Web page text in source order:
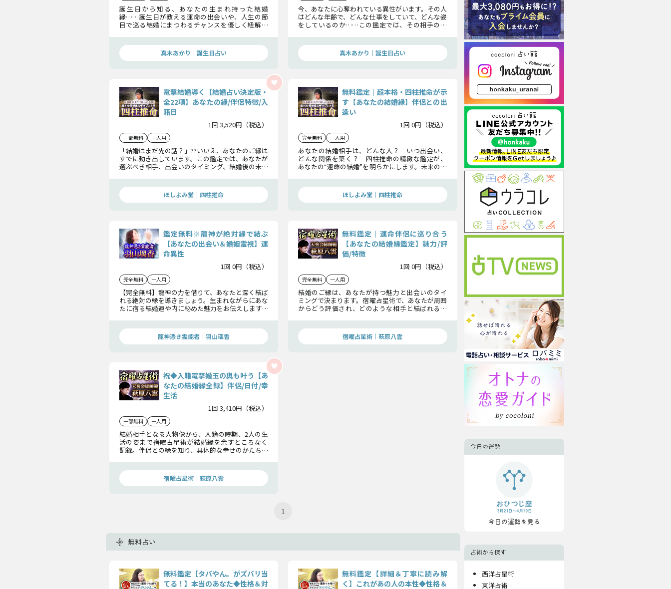
誕生日から知る、あなたの生まれ持った結婚
縁……誕生日が教える運命の出会いや、人生の節
目で巡る結婚にまつわるチャンスを優しく紐解き
真木あかり｜誕生日占い
今、あなたに心奪われている異性がいます。その人
はどんな年齢で、どんな仕事をしていて、どんな姿
をしているのか……この鑑定では、その相手の特
真木あかり｜誕生日占い
電撃結婚導く【結婚占い決定版・
全22項】あなたの縁/伴侶特徴/入
籍日
1回 3,520円（税込）
一部無料 一人用
「結婚はまだ先の話？」??いいえ、あなたのご縁は
すでに動き出しています。この鑑定では、あなたが
選ぶべき相手、出会いのタイミング、結婚後の未来
備、始めてみませんか？ほしよみ堂｜四柱推命
無料鑑定｜超本格・四柱推命が示
す【あなたの結婚縁】伴侶との出
逢い
1回 0円（税込）
完全無料 一人用
あなたの結婚相手は、どんな人？ いつ出会い、
どんな関係を築く？ 四柱推命の精緻な鑑定が、
あなたの“運命の結婚”を明らかにします。未来の伴
ほしよみ堂｜四柱推命
鑑定無料※龍神が絶対縁で結ぶ
【あなたの出会い＆婚姻霊視】運
命異性
1回 0円（税込）
完全無料 一人用
【完全無料】龍神の力を借りて、あなたと深く結ば
れる絶対の縁を導きましょう。生まれながらにあな
たに宿る結婚運や内に秘めた魅力をお伝えします。
龍神憑き霊能者｜羽山璃香
無料鑑定｜運命伴侶に巡り合う
【あなたの結婚縁鑑定】魅力/評
価/特徴
1回 0円（税込）
完全無料 一人用
結婚のご縁は、あなたが持つ魅力と出会いのタイ
ミングで決まります。宿曜占星術で、あなたが周囲
からどう評価され、どのような相手と結ばれるの
宿曜占星術│萩原八雲
祝◆入籍電撃婚玉の輿も叶う【あ
なたの結婚縁全録】伴侶/日付/幸
生活
1回 3,410円（税込）
一部無料 一人用
結婚相手となる人物像から、入籍の時期、2人の生
活の姿まで――宿曜占星術が結婚縁を余すところなく
記録。伴侶との縁を知り、具体的な幸せのかたちを
宿曜占星術│萩原八雲
1
無料占い
無料鑑定【タバやん。がズバリ当
てる！】本当のあなた◆性格＆対
無料鑑定【詳細＆丁寧に読み解
く】これがあの人の本性◆性格＆
今日の運勢
今日の運勢を見る
占術から探す
西洋占星術
東洋占術